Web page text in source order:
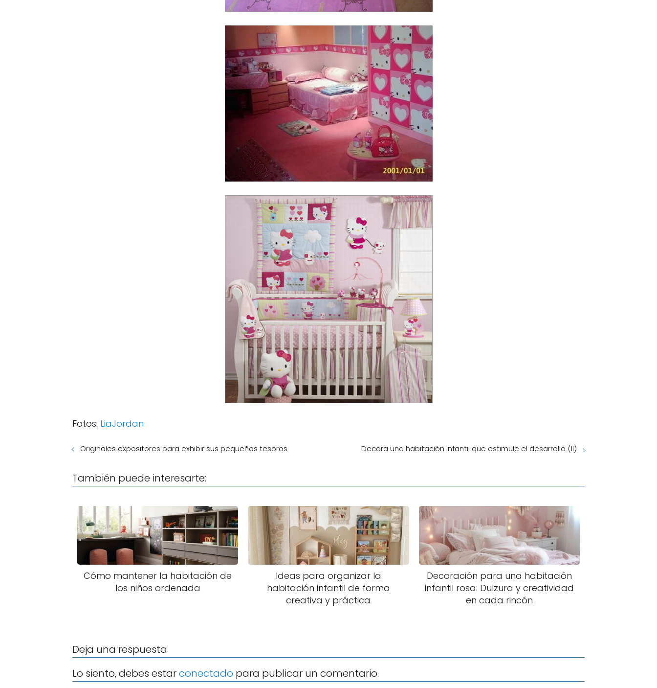
Fotos: LiaJordan
Originales expositores para exhibir sus pequeños tesoros Decora una habitación infantil que estimule el desarrollo (II)
También puede interesarte:
Cómo mantener la habitación de
los niños ordenada
Ideas para organizar la
habitación infantil de forma
creativa y práctica
Decoración para una habitación
infantil rosa: Dulzura y creatividad
en cada rincón
Deja una respuesta
Lo siento, debes estarconectado para publicar un comentario.